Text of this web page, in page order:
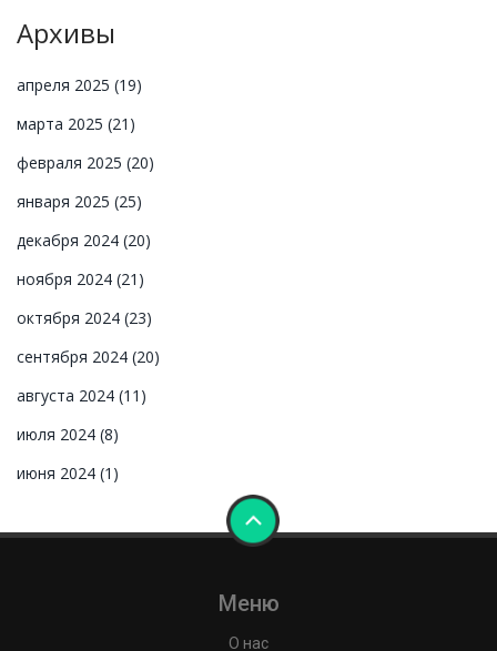
Архивы
апреля 2025 (19)
марта 2025 (21)
февраля 2025 (20)
января 2025 (25)
декабря 2024 (20)
ноября 2024 (21)
октября 2024 (23)
сентября 2024 (20)
августа 2024 (11)
июля 2024 (8)
июня 2024 (1)
Меню
О нас